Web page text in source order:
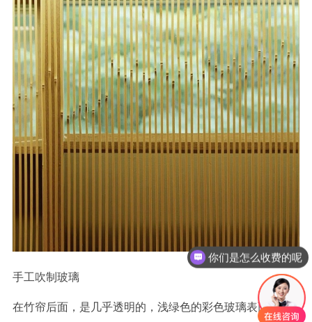
手工吹制玻璃
在竹帘后面，是几乎透明的，浅绿色的彩色玻璃表面。该
你们是怎么收费的呢